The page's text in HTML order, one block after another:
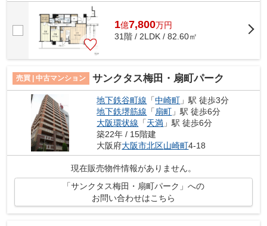
免震構造タワーマンションで共用施設...
1億7,800万円
31階 / 2LDK / 82.60㎡
売買 | 中古マンション サンクタス梅田・扇町パーク
地下鉄谷町線 「中崎町 」駅 徒歩3分
地下鉄堺筋線 「 扇町 」駅 徒歩6分
大阪環状線 「天満 」駅 徒歩6分
築22年 / 15階建
大阪府大阪市北区山崎町4-18
現在販売物件情報がありません。
「サンクタス梅田・扇町パーク」への
お問い合わせはこちら